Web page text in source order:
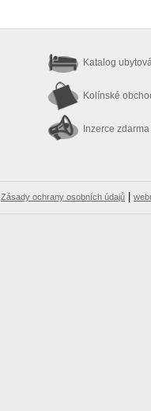
Katalog
Kolínské
Inzerce zdarma
Zásady ochrany osobních údajů